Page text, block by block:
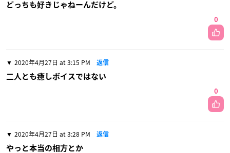
どっちも好きじゃねーんだけど。
0
2020年4月27日 at 3:15 PM 返信
二人とも癒しボイスではない
0
2020年4月27日 at 3:28 PM 返信
やっと本当の相方とか